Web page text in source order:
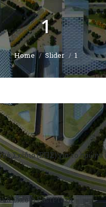
1
Home Slider 1
Σχέδιο (ΕΠΣ) για το πρώην
Σχέδιο EastPlaza